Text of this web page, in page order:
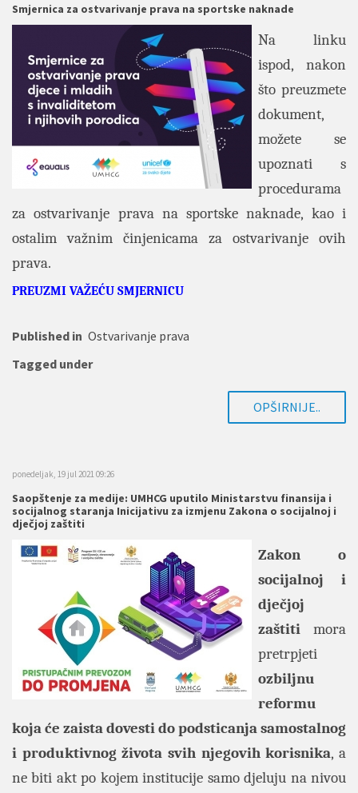
Smjernica za ostvarivanje prava na sportske naknade
Na linku
ispod, nakon
što preuzmete
dokument,
možete se
upoznati s
procedurama
za ostvarivanje prava na sportske naknade, kao i
ostalim važnim činjenicama za ostvarivanje ovih
prava.
PREUZMI VAŽEĆU SMJERNICU
Published in Ostvarivanje prava
Tagged under
OPŠIRNIJE..
ponedeljak, 19 jul 2021 09:26
Saopštenje za medije: UMHCG uputilo Ministarstvu finansija i
socijalnog staranja Inicijativu za izmjenu Zakona o socijalnoj i
dječjoj zaštiti
Zakon o
socijalnoj i
dječjoj
zaštiti mora
pretrpjeti
ozbiljnu
reformu
koja će zaista dovesti do podsticanja samostalnog
i produktivnog života svih njegovih korisnika, a
ne biti akt po kojem institucije samo djeluju na nivou